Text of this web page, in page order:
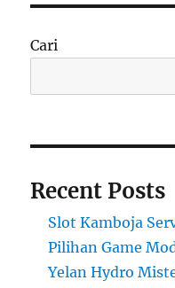
Cari
Recent Posts
Slot Kamboja
Pilihan Game
Yelan Hydro